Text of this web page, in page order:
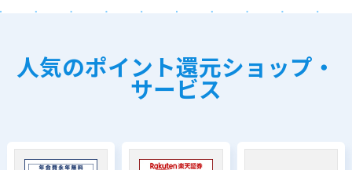
人気のポイント還元ショップ・
サービス